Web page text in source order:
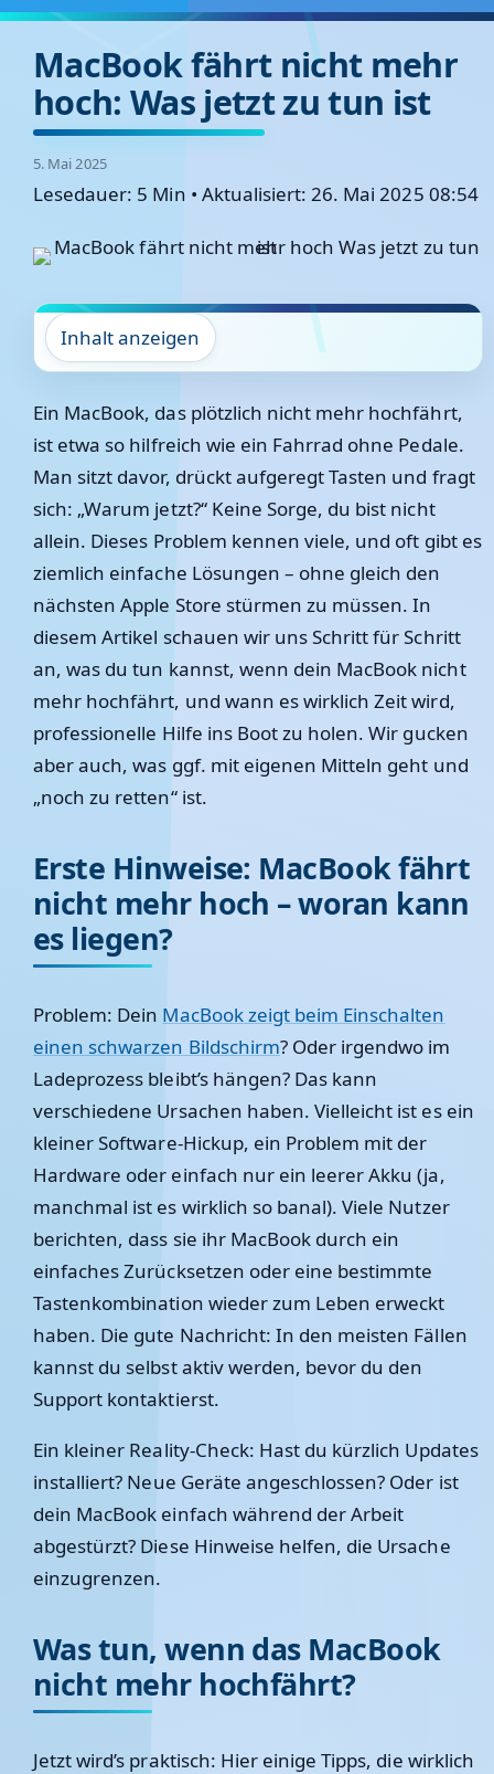
MacBook fährt nicht mehr
hoch: Was jetzt zu tun ist
5. Mai 2025
Lesedauer: 5 Min • Aktualisiert: 26. Mai 2025 08:54
Inhalt anzeigen
Ein MacBook, das plötzlich nicht mehr hochfährt,
ist etwa so hilfreich wie ein Fahrrad ohne Pedale.
Man sitzt davor, drückt aufgeregt Tasten und fragt
sich: „Warum jetzt?“ Keine Sorge, du bist nicht
allein. Dieses Problem kennen viele, und oft gibt es
ziemlich einfache Lösungen – ohne gleich den
nächsten Apple Store stürmen zu müssen. In
diesem Artikel schauen wir uns Schritt für Schritt
an, was du tun kannst, wenn dein MacBook nicht
mehr hochfährt, und wann es wirklich Zeit wird,
professionelle Hilfe ins Boot zu holen. Wir gucken
aber auch, was ggf. mit eigenen Mitteln geht und
„noch zu retten“ ist.
Erste Hinweise: MacBook fährt
nicht mehr hoch – woran kann
es liegen?
Problem: Dein MacBook zeigt beim Einschalten
einen schwarzen Bildschirm? Oder irgendwo im
Ladeprozess bleibt’s hängen? Das kann
verschiedene Ursachen haben. Vielleicht ist es ein
kleiner Software-Hickup, ein Problem mit der
Hardware oder einfach nur ein leerer Akku (ja,
manchmal ist es wirklich so banal). Viele Nutzer
berichten, dass sie ihr MacBook durch ein
einfaches Zurücksetzen oder eine bestimmte
Tastenkombination wieder zum Leben erweckt
haben. Die gute Nachricht: In den meisten Fällen
kannst du selbst aktiv werden, bevor du den
Support kontaktierst.
Ein kleiner Reality-Check: Hast du kürzlich Updates
installiert? Neue Geräte angeschlossen? Oder ist
dein MacBook einfach während der Arbeit
abgestürzt? Diese Hinweise helfen, die Ursache
einzugrenzen.
Was tun, wenn das MacBook
nicht mehr hochfährt?
Jetzt wird’s praktisch: Hier einige Tipps, die wirklich